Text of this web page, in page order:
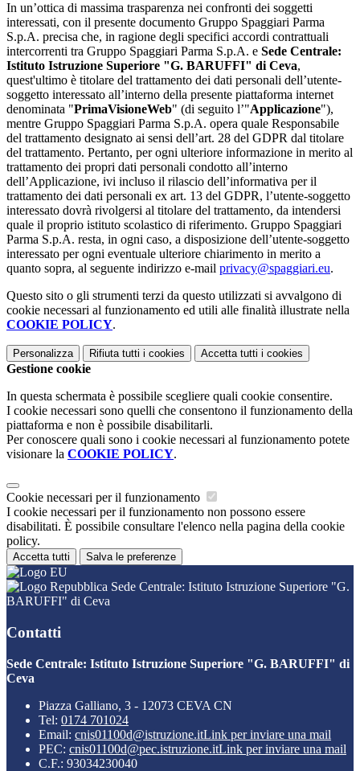
In un’ottica di massima trasparenza nei confronti dei soggetti
interessati, con il presente documento Gruppo Spaggiari Parma
S.p.A. precisa che, in ragione degli specifici accordi contrattuali
intercorrenti tra Gruppo Spaggiari Parma S.p.A. e Sede Centrale:
Istituto Istruzione Superiore "G. BARUFFI" di Ceva,
quest'ultimo è titolare del trattamento dei dati personali dell’utente-
soggetto interessato all’interno della presente piattaforma internet
denominata "PrimaVisioneWeb" (di seguito l’"Applicazione"),
mentre Gruppo Spaggiari Parma S.p.A. opera quale Responsabile
del trattamento designato ai sensi dell’art. 28 del GDPR dal titolare
del trattamento. Pertanto, per ogni ulteriore informazione in merito al
trattamento dei propri dati personali condotto all’interno
dell’Applicazione, ivi incluso il rilascio dell’informativa per il
trattamento dei dati personali ex art. 13 del GDPR, l’utente-soggetto
interessato dovrà rivolgersi al titolare del trattamento, da intendersi
quale il proprio istituto scolastico di riferimento. Gruppo Spaggiari
Parma S.p.A. resta, in ogni caso, a disposizione dell’utente-soggetto
interessato per ogni eventuale ulteriore chiarimento in merito a
quanto sopra, al seguente indirizzo e-mail privacy@spaggiari.eu.
Questo sito o gli strumenti terzi da questo utilizzati si avvalgono di
cookie necessari al funzionamento ed utili alle finalità illustrate nella
COOKIE POLICY.
Personalizza Rifiuta tutti i cookies Accetta tutti i cookies
Gestione cookie
In questa schermata è possibile scegliere quali cookie consentire.
I cookie necessari sono quelli che consentono il funzionamento della
piattaforma e non è possibile disabilitarli.
Per conoscere quali sono i cookie necessari al funzionamento potete
visionare la COOKIE POLICY.
Cookie necessari per il funzionamento
I cookie necessari per il funzionamento non possono essere
disabilitati. È possibile consultare l'elenco nella pagina della cookie
policy.
Accetta tutti Salva le preferenze
Sede Centrale: Istituto Istruzione Superiore "G.
BARUFFI" di Ceva
Contatti
Sede Centrale: Istituto Istruzione Superiore "G. BARUFFI" di
Ceva
Piazza Galliano, 3 - 12073 CEVA CN
Tel: 0174 701024
Email: cnis01100d@istruzione.itLink per inviare una mail
PEC: cnis01100d@pec.istruzione.itLink per inviare una mail
C.F.: 93034230040